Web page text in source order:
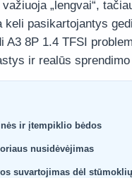
„lengvai“,
keli pasikartojantys
A3 8P 1.4 TFSI
ir realūs
ir įtempiklio bėdos
nusidėvėjimas
suvartojimas dėl